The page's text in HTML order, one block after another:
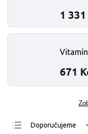
1 331
671
Doporučujeme